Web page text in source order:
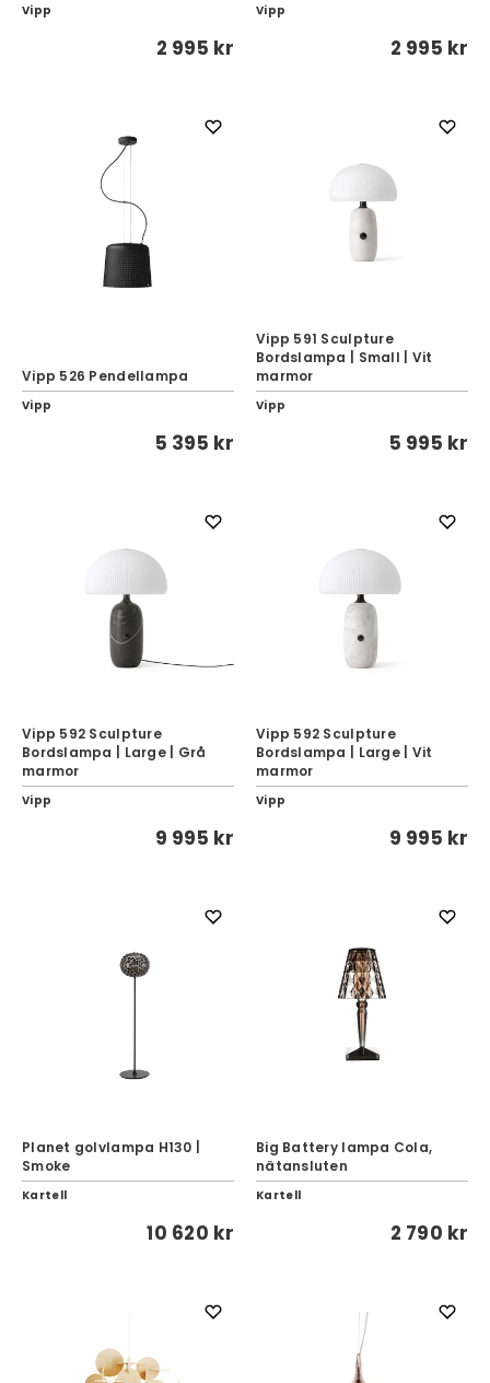
Vipp
2 995 kr
Vipp
2 995 kr
Vipp 526 Pendellampa
Vipp
5 395 kr
Vipp 591 Sculpture
Bordslampa | Small | Vit
marmor
Vipp
5 995 kr
Vipp 592 Sculpture
Bordslampa | Large | Grå
marmor
Vipp
9 995 kr
Vipp 592 Sculpture
Bordslampa | Large | Vit
marmor
Vipp
9 995 kr
Planet golvlampa H130 |
Smoke
Kartell
10 620 kr
Big Battery lampa Cola,
nätansluten
Kartell
2 790 kr